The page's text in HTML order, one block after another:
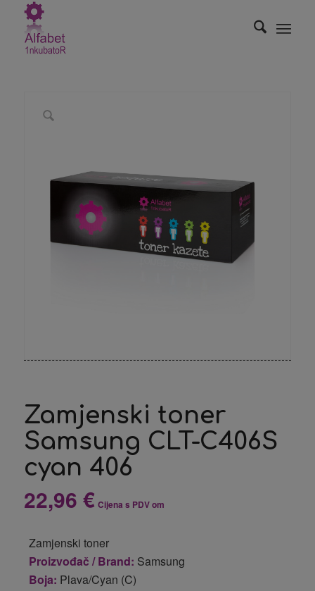
Zamjenski toner
Samsung CLT-C406S
cyan 406
22,96 € Cijena s PDV om
Zamjenski toner
Proizvođač / Brand: Samsung
Boja: Plava/Cyan (C)